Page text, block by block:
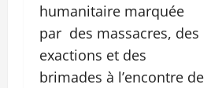
humanitaire marquée
par des massacres, des
exactions et des
brimades à l’encontre de